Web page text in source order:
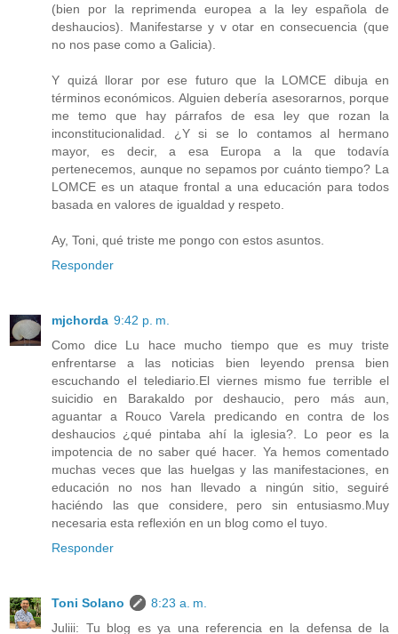
(bien por la reprimenda europea a la ley española de
deshaucios). Manifestarse y v otar en consecuencia (que
no nos pase como a Galicia).
Y quizá llorar por ese futuro que la LOMCE dibuja en
términos económicos. Alguien debería asesorarnos, porque
me temo que hay párrafos de esa ley que rozan la
inconstitucionalidad. ¿Y si se lo contamos al hermano
mayor, es decir, a esa Europa a la que todavía
pertenecemos, aunque no sepamos por cuánto tiempo? La
LOMCE es un ataque frontal a una educación para todos
basada en valores de igualdad y respeto.
Ay, Toni, qué triste me pongo con estos asuntos.
Responder
mjchorda 9:42 p. m.
Como dice Lu hace mucho tiempo que es muy triste
enfrentarse a las noticias bien leyendo prensa bien
escuchando el telediario.El viernes mismo fue terrible el
suicidio en Barakaldo por deshaucio, pero más aun,
aguantar a Rouco Varela predicando en contra de los
deshaucios ¿qué pintaba ahí la iglesia?. Lo peor es la
impotencia de no saber qué hacer. Ya hemos comentado
muchas veces que las huelgas y las manifestaciones, en
educación no nos han llevado a ningún sitio, seguiré
haciéndo las que considere, pero sin entusiasmo.Muy
necesaria esta reflexión en un blog como el tuyo.
Responder
Toni Solano
8:23 a. m.
Juliii: Tu blog es ya una referencia en la defensa de la